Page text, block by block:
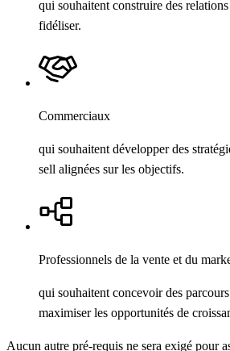
qui souhaitent construire des
fidéliser.
Commerciaux
qui souhaitent développer des
sell alignées sur les objectifs.
Professionnels de la vente et du
qui souhaitent concevoir des
maximiser les opportunités de
Aucun autre pré-requis ne sera exigé pour